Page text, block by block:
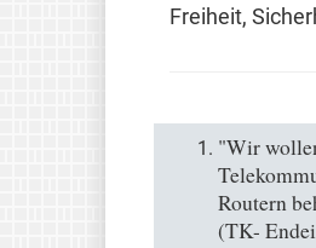
Freiheit,
"Wir
Routern
(TK-